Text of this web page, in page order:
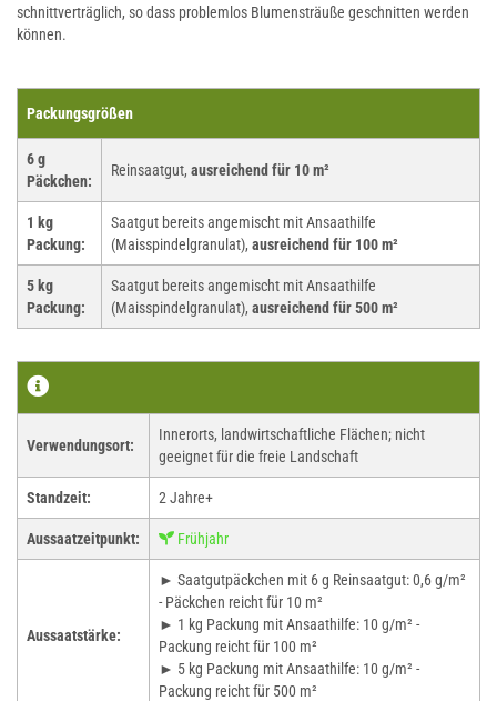
schnittverträglich, so dass problemlos Blumensträuße geschnitten werden
können.
Packungsgrößen
6 g
Päckchen:
Reinsaatgut, ausreichend für 10 m²
1 kg
Packung:
Saatgut bereits angemischt mit Ansaathilfe
(Maisspindelgranulat), ausreichend für 100 m²
5 kg
Packung:
Saatgut bereits angemischt mit Ansaathilfe
(Maisspindelgranulat), ausreichend für 500 m²
Verwendungsort:
Innerorts, landwirtschaftliche Flächen; nicht
geeignet für die freie Landschaft
Standzeit: 2 Jahre+
Aussaatzeitpunkt: Frühjahr
Aussaatstärke:
► Saatgutpäckchen mit 6 g Reinsaatgut: 0,6 g/m²
- Päckchen reicht für 10 m²
► 1 kg Packung mit Ansaathilfe: 10 g/m² -
Packung reicht für 100 m²
► 5 kg Packung mit Ansaathilfe: 10 g/m² -
Packung reicht für 500 m²